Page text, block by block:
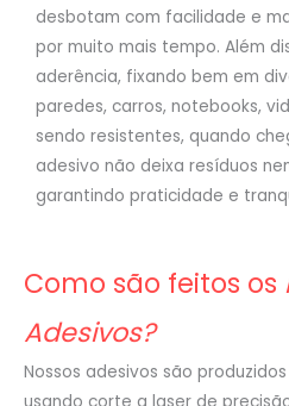
desbotam com facilidade e
por muito mais tempo. Além
aderência, fixando bem em
paredes, carros, notebooks,
sendo resistentes, quando
adesivo não deixa resíduos
garantindo praticidade e
Como são feitos os
Adesivos?
Nossos adesivos são